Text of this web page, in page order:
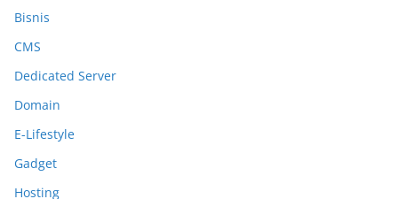
Bisnis
CMS
Dedicated Server
Domain
E-Lifestyle
Gadget
Hosting